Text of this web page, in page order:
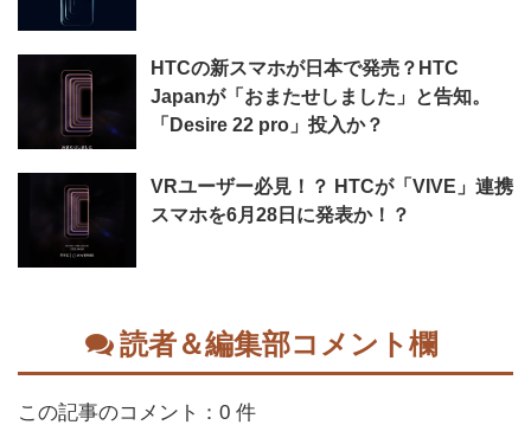
HTCの新スマホが日本で発売？HTC
Japanが「おまたせしました」と告知。
「Desire 22 pro」投入か？
VRユーザー必見！？ HTCが「VIVE」連携
スマホを6月28日に発表か！？
読者＆編集部コメント欄
この記事のコメント：0 件